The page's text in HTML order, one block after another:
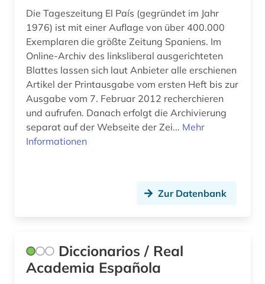
Die Tageszeitung El País (gegründet im Jahr
1976) ist mit einer Auflage von über 400.000
Exemplaren die größte Zeitung Spaniens. Im
Online-Archiv des linksliberal ausgerichteten
Blattes lassen sich laut Anbieter alle erschienen
Artikel der Printausgabe vom ersten Heft bis zur
Ausgabe vom 7. Februar 2012 recherchieren
und aufrufen. Danach erfolgt die Archivierung
separat auf der Webseite der Zei... Mehr
Informationen
Zur Datenbank
Diccionarios / Real
Academia Española